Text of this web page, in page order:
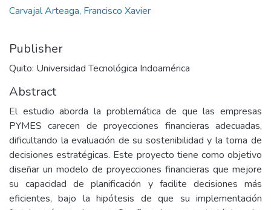
Carvajal Arteaga, Francisco Xavier
Publisher
Quito: Universidad Tecnológica Indoamérica
Abstract
El estudio aborda la problemática de que las empresas
PYMES carecen de proyecciones financieras adecuadas,
dificultando la evaluación de su sostenibilidad y la toma de
decisiones estratégicas. Este proyecto tiene como objetivo
diseñar un modelo de proyecciones financieras que mejore
su capacidad de planificación y facilite decisiones más
eficientes, bajo la hipótesis de que su implementación